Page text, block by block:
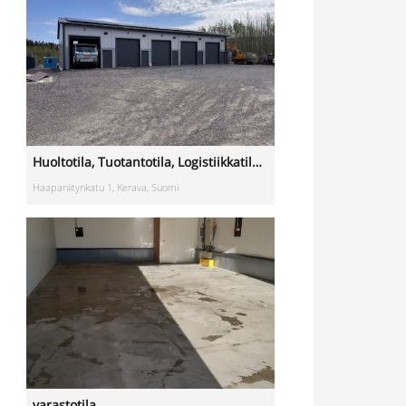
varastotila
Lahnuksentie 42, 02970 Espoo, Suomi, Lahnus